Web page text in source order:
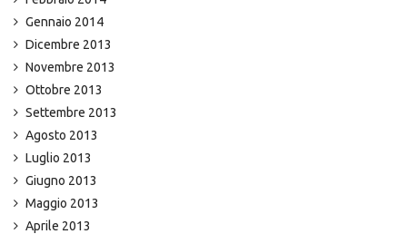
Gennaio 2014
Dicembre 2013
Novembre 2013
Ottobre 2013
Settembre 2013
Agosto 2013
Luglio 2013
Giugno 2013
Maggio 2013
Aprile 2013